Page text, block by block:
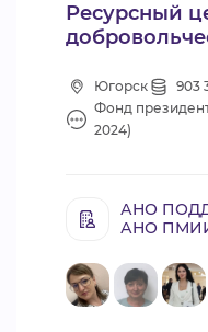
Ресурсный
Югорск
903
Фонд
2024)
АНО
АНО